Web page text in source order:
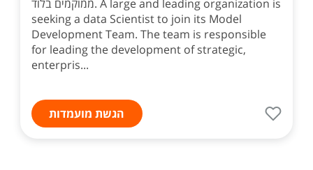
ממוקמים בלוד. A large and leading organization is
seeking a data Scientist to join its Model
Development Team. The team is responsible
for leading the development of strategic,
enterpris...
הגשת מועמדות